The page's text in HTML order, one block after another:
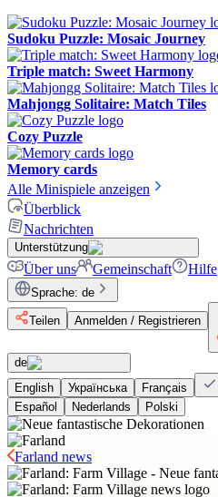
Sudoku Puzzle: Mosaic Journey
Triple match: Sweet Harmony
Mahjongg Solitaire: Match Tiles
Cozy Puzzle
Memory cards
Alle Minispiele anzeigen
Überblick
Nachrichten
Unterstützung
Über uns Gemeinschaft Hilfe
Sprache: de
Teilen
Anmelden / Registrieren
de
English
Українська Français
Español
Nederlands Polski
Farland news